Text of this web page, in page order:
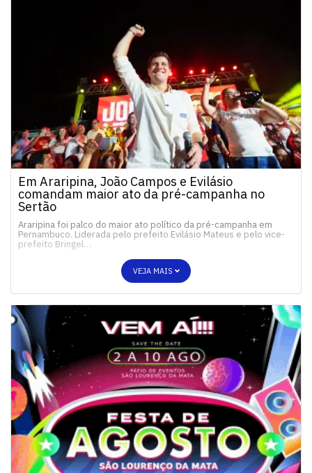
Em Araripina, João Campos e Evilásio
comandam maior ato da pré-campanha no
Sertão
Araripina foi palco do maior ato político da pré-campanha em
Pernambuco. Liderada pelo prefeito Evilásio Mateus e pelo vice-
prefeito Bringel…
VEJA MAIS